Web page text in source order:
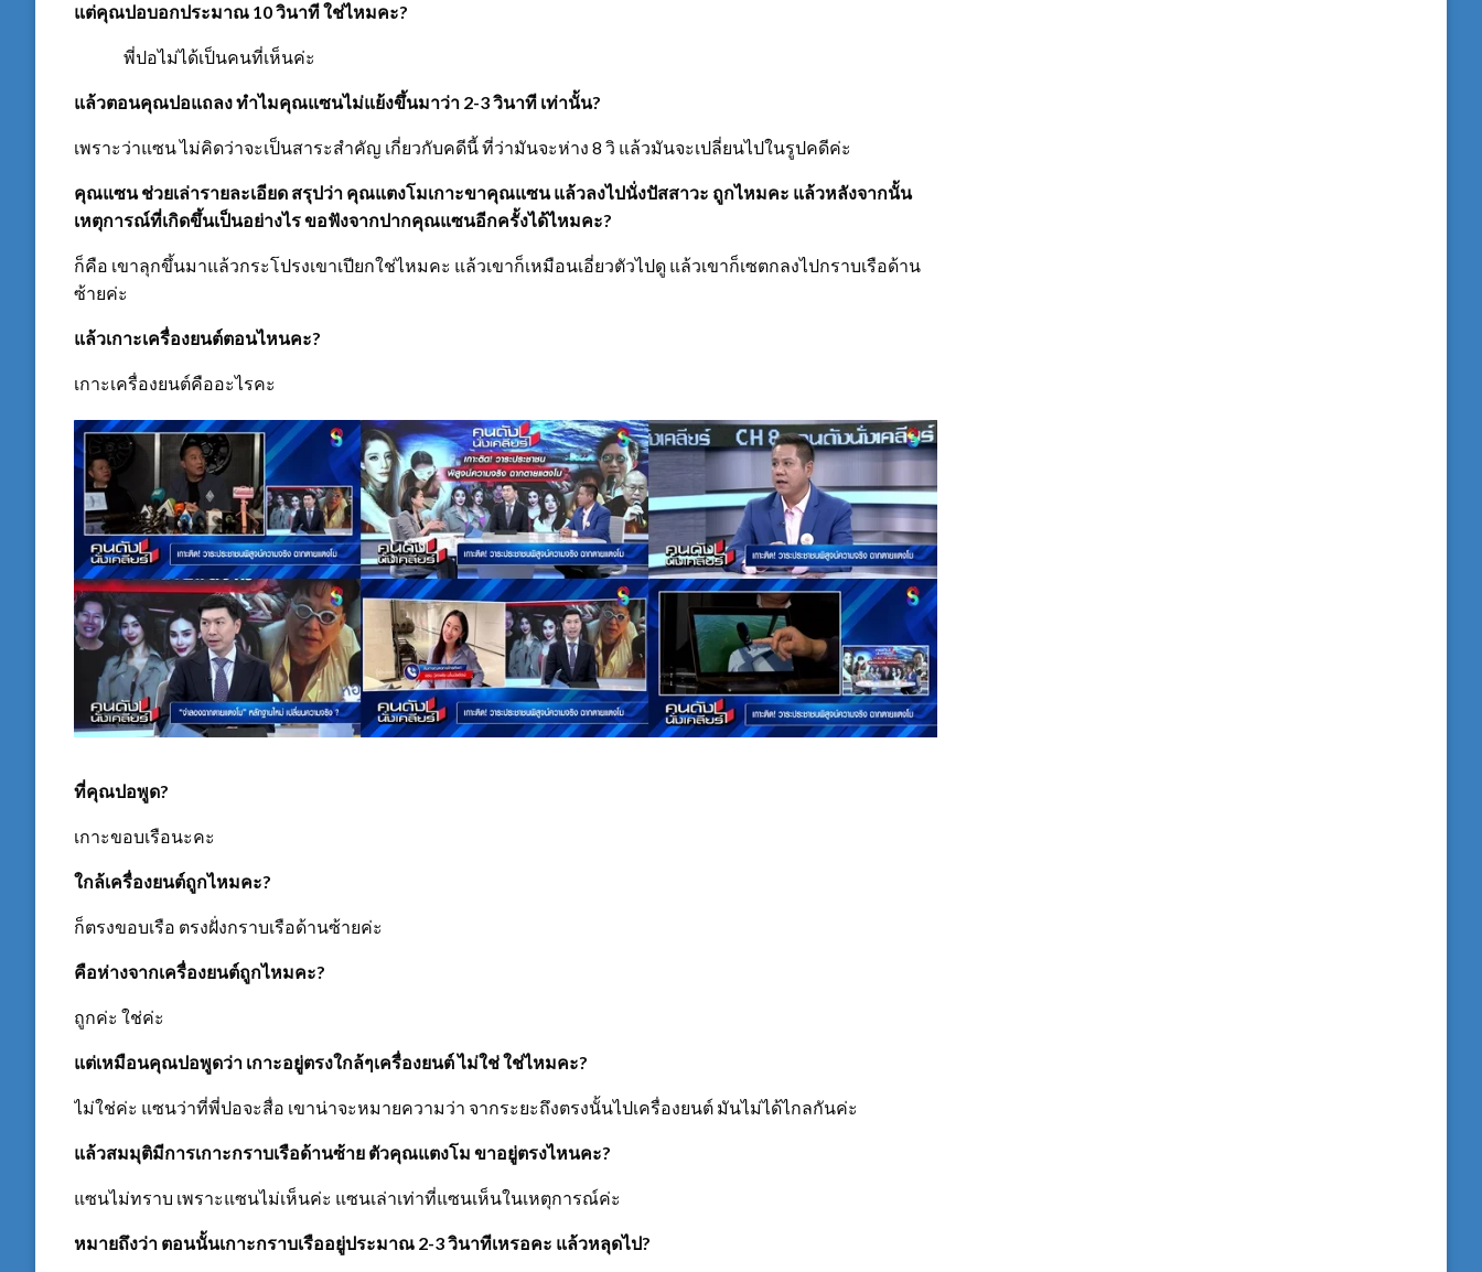
แต่คุณปอบอกประมาณ 10 วินาที ใช่ไหมคะ?
พี่ปอไม่ได้เป็นคนที่เห็นค่ะ
แล้วตอนคุณปอแถลง ทำไมคุณแซนไม่แย้งขึ้นมาว่า 2-3 วินาที เท่านั้น?
เพราะว่าแซน ไม่คิดว่าจะเป็นสาระสำคัญ เกี่ยวกับคดีนี้ ที่ว่ามันจะห่าง 8 วิ แล้วมันจะเปลี่ยนไปในรูปคดีค่ะ
คุณแซน ช่วยเล่ารายละเอียด สรุปว่า คุณแตงโมเกาะขาคุณแซน แล้วลงไปนั่งปัสสาวะ ถูกไหมคะ แล้วหลังจากนั้น
เหตุการณ์ที่เกิดขึ้นเป็นอย่างไร ขอฟังจากปากคุณแซนอีกครั้งได้ไหมคะ?
ก็คือ เขาลุกขึ้นมาแล้วกระโปรงเขาเปียกใช่ไหมคะ แล้วเขาก็เหมือนเอี่ยวตัวไปดู แล้วเขาก็เซตกลงไปกราบเรือด้าน
ซ้ายค่ะ
แล้วเกาะเครื่องยนต์ตอนไหนคะ?
เกาะเครื่องยนต์คืออะไรคะ
ที่คุณปอพูด?
เกาะขอบเรือนะคะ
ใกล้เครื่องยนต์ถูกไหมคะ?
ก็ตรงขอบเรือ ตรงฝั่งกราบเรือด้านซ้ายค่ะ
คือห่างจากเครื่องยนต์ถูกไหมคะ?
ถูกค่ะ ใช่ค่ะ
แต่เหมือนคุณปอพูดว่า เกาะอยู่ตรงใกล้ๆเครื่องยนต์ ไม่ใช่ ใช่ไหมคะ?
ไม่ใช่ค่ะ แซนว่าที่พี่ปอจะสื่อ เขาน่าจะหมายความว่า จากระยะถึงตรงนั้นไปเครื่องยนต์ มันไม่ได้ไกลกันค่ะ
แล้วสมมุติมีการเกาะกราบเรือด้านซ้าย ตัวคุณแตงโม ขาอยู่ตรงไหนคะ?
แซนไม่ทราบ เพราะแซนไม่เห็นค่ะ แซนเล่าเท่าที่แซนเห็นในเหตุการณ์ค่ะ
หมายถึงว่า ตอนนั้นเกาะกราบเรืออยู่ประมาณ 2-3 วินาทีเหรอคะ แล้วหลุดไป?